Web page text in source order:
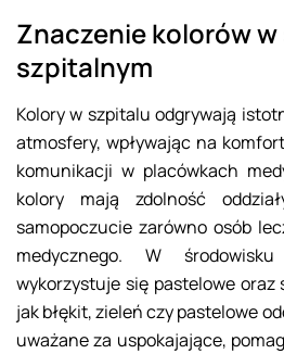
Znaczenie kolorów
szpitalnym
Kolory w szpitalu odgrywają
atmosfery, wpływając na
komunikacji w placówkach
kolory mają zdolność
samopoczucie zarówno osób
medycznego. W
wykorzystuje się pastelowe oraz
jak błękit, zieleń czy pastelowe
uważane za uspokajające,